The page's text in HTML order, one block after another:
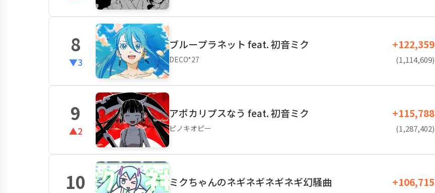
8
▼3
ブループラネット feat. 初音ミク
DECO*27
+122,359
(1,114,609)
9
▲2
アポカリプスなう feat. 初音ミク
ピノキオピー
+115,788
(1,287,402)
10 ミクちゃんのネギネギネギネギ幻騒曲 +106,715